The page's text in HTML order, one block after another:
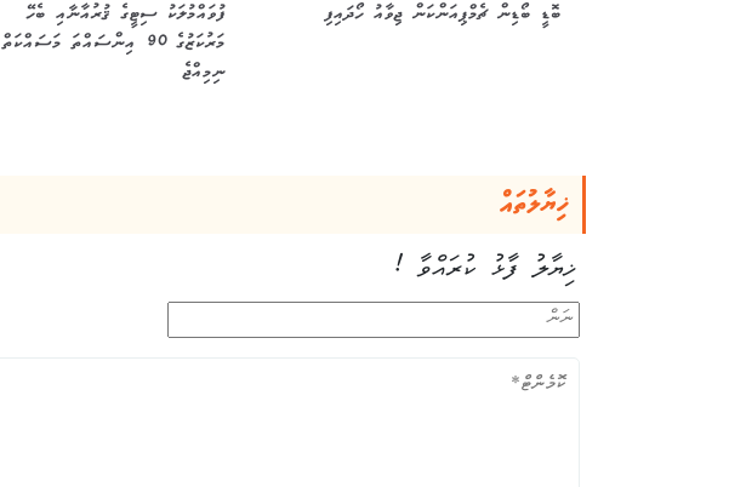
ބޮޑީ ބޯޑިން ޗެމްޕިއަންކަން ޖިވާއު ހޯދައިފި
ފުވައްމުލަކު ސިޓީގެ ޤުރުއާނާއި ބެހޭ
މަރުކަޒުގެ 90 އިންސައްތަ މަސައްކަތް
ނިމިއްޖެ
ޚިޔާލުތައް
ޚިޔާލު ފާޅު ކުރައްވާ !